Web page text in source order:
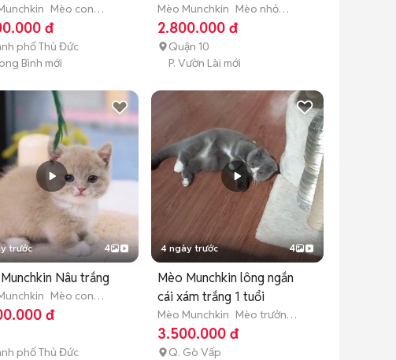
Mèo con
tháng tuổi)
đ
phố Thủ Đức
Bình mới
Mèo Munchkin Mèo nhỏ
(dưới 1 năm tuổi)
2.800.000 đ
Quận 10
P. Vườn Lài mới
trước 4
Nâu trắng
Mèo con
tháng tuổi)
đ
phố Thủ Đức
4 ngày trước 4
Mèo Munchkin lông ngắn
cái xám trắng 1 tuổi
Mèo Munchkin Mèo trưởng
thành (hơn 1 tuổi)
3.500.000 đ
Q. Gò Vấp